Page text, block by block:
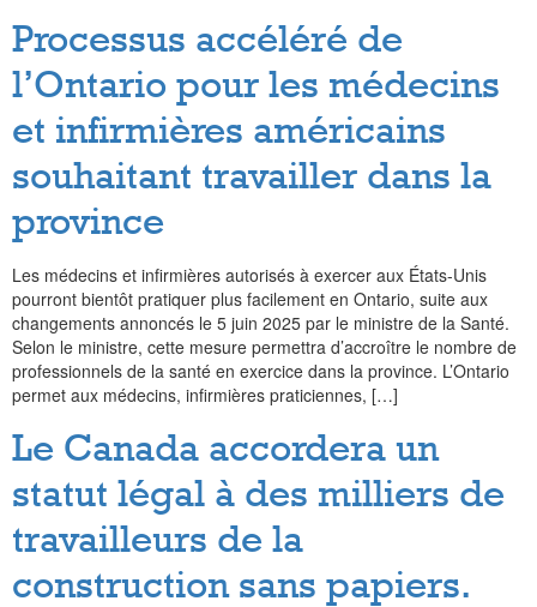
Processus accéléré de
l’Ontario pour les médecins
et infirmières américains
souhaitant travailler dans la
province
Les médecins et infirmières autorisés à exercer aux États-Unis
pourront bientôt pratiquer plus facilement en Ontario, suite aux
changements annoncés le 5 juin 2025 par le ministre de la Santé.
Selon le ministre, cette mesure permettra d’accroître le nombre de
professionnels de la santé en exercice dans la province. L’Ontario
permet aux médecins, infirmières praticiennes, […]
Le Canada accordera un
statut légal à des milliers de
travailleurs de la
construction sans papiers.